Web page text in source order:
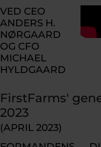
VED CEO
ANDERS H.
NØRGAARD
OG CFO
MICHAEL
HYLDGAARD
FirstFarms'
2023
(APRIL 2023)